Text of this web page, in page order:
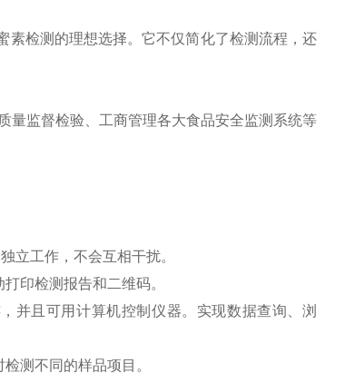
素检测的理想选择。它不仅简化了检测流程，还
量监督检验、工商管理各大食品安全监测系统等
立工作，不会互相干扰。
印检测报告和二维码。
并且可用计算机控制仪器。实现数据查询、浏
测不同的样品项目。